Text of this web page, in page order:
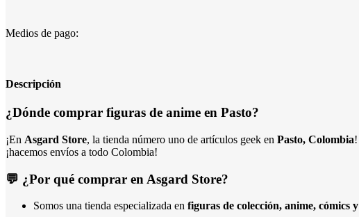
Medios de pago:
Descripción
¿Dónde comprar figuras de anime en Pasto?
¡En Asgard Store, la tienda número uno de artículos geek en Pasto, Colombia
¡hacemos envíos a todo Colombia!
💬 ¿Por qué comprar en Asgard Store?
Somos una tienda especializada en figuras de colección, anime, cómics